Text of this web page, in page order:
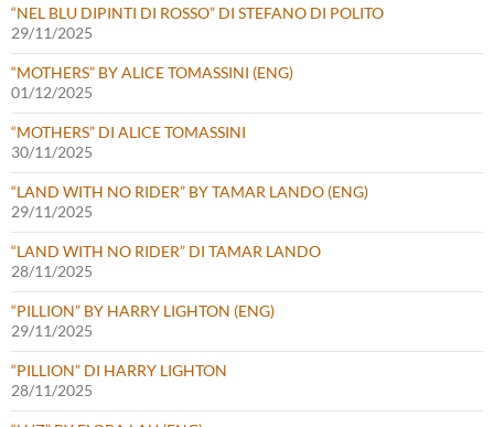
“NEL BLU DIPINTI DI ROSSO” DI STEFANO DI POLITO
29/11/2025
“MOTHERS” BY ALICE TOMASSINI (ENG)
01/12/2025
“MOTHERS” DI ALICE TOMASSINI
30/11/2025
“LAND WITH NO RIDER” BY TAMAR LANDO (ENG)
29/11/2025
“LAND WITH NO RIDER” DI TAMAR LANDO
28/11/2025
“PILLION” BY HARRY LIGHTON (ENG)
29/11/2025
“PILLION” DI HARRY LIGHTON
28/11/2025